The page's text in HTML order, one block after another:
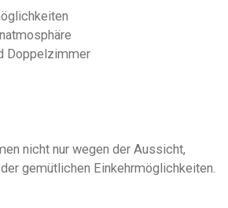
Doppelzimmer
nicht nur wegen der Aussicht,
gemütlichen Einkehrmöglichkeiten.